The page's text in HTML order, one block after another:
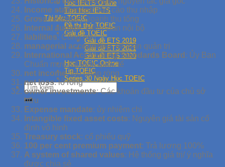
Học IELTS Online
Tips Học IELTS
Tài liệu TOEIC
Đề thi thử TOEIC
Giải đề TOEIC
Giải đề ETS 2019
Giải đề ETS 2021
Giải đề ETS 2020
Học TOEIC Online
Tip TOEIC
Series 30 Ngày Học TOEIC
Income statement: báo cáo thu nhập
Gross revenue: Doanh thu tổng
Internal auditor: kiểm toán nội bộ
liabilities: Công nợ
managerial accounting: kế toán quản trị
International Accounting Standards Board : Ủy Ban
Chuẩn mực Kế toán quốc tế
net income: thu nhập ròng
net loss: lỗ ròng
owner investments: Các khoản đầu tư của chủ sở
hữu
Expense mandate: ủy nhiệm chi
Intangible fixed asset costs: Nguyên giá tài sản cố
định vô hình
Treasury stock: cổ phiếu quỹ
100 per cent premium payment: Trả lương 100%
A system of shared values: Hệ thống giá trị/ ý nghĩa
được chia sẻ